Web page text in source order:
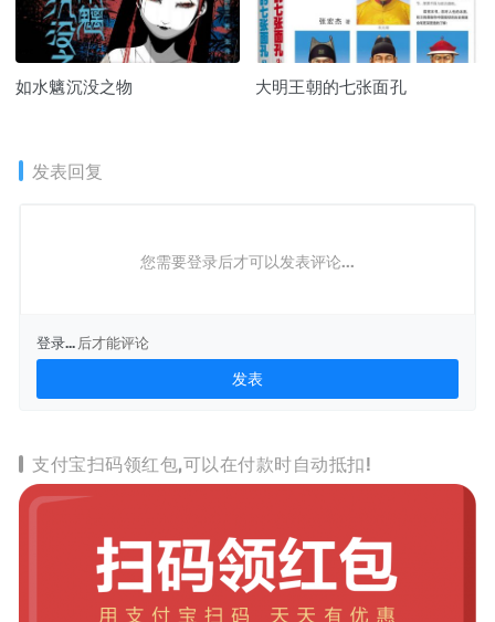
如水魑沉没之物 大明王朝的七张面孔
发表回复
您需要登录后才可以发表评论...
登录... 后才能评论
支付宝扫码领红包,可以在付款时自动抵扣!